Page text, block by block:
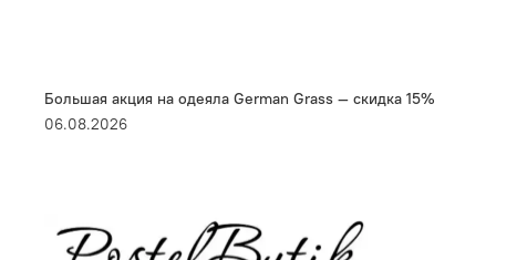
Большая акция на одеяла German Grass — скидка 15%
06.08.2026